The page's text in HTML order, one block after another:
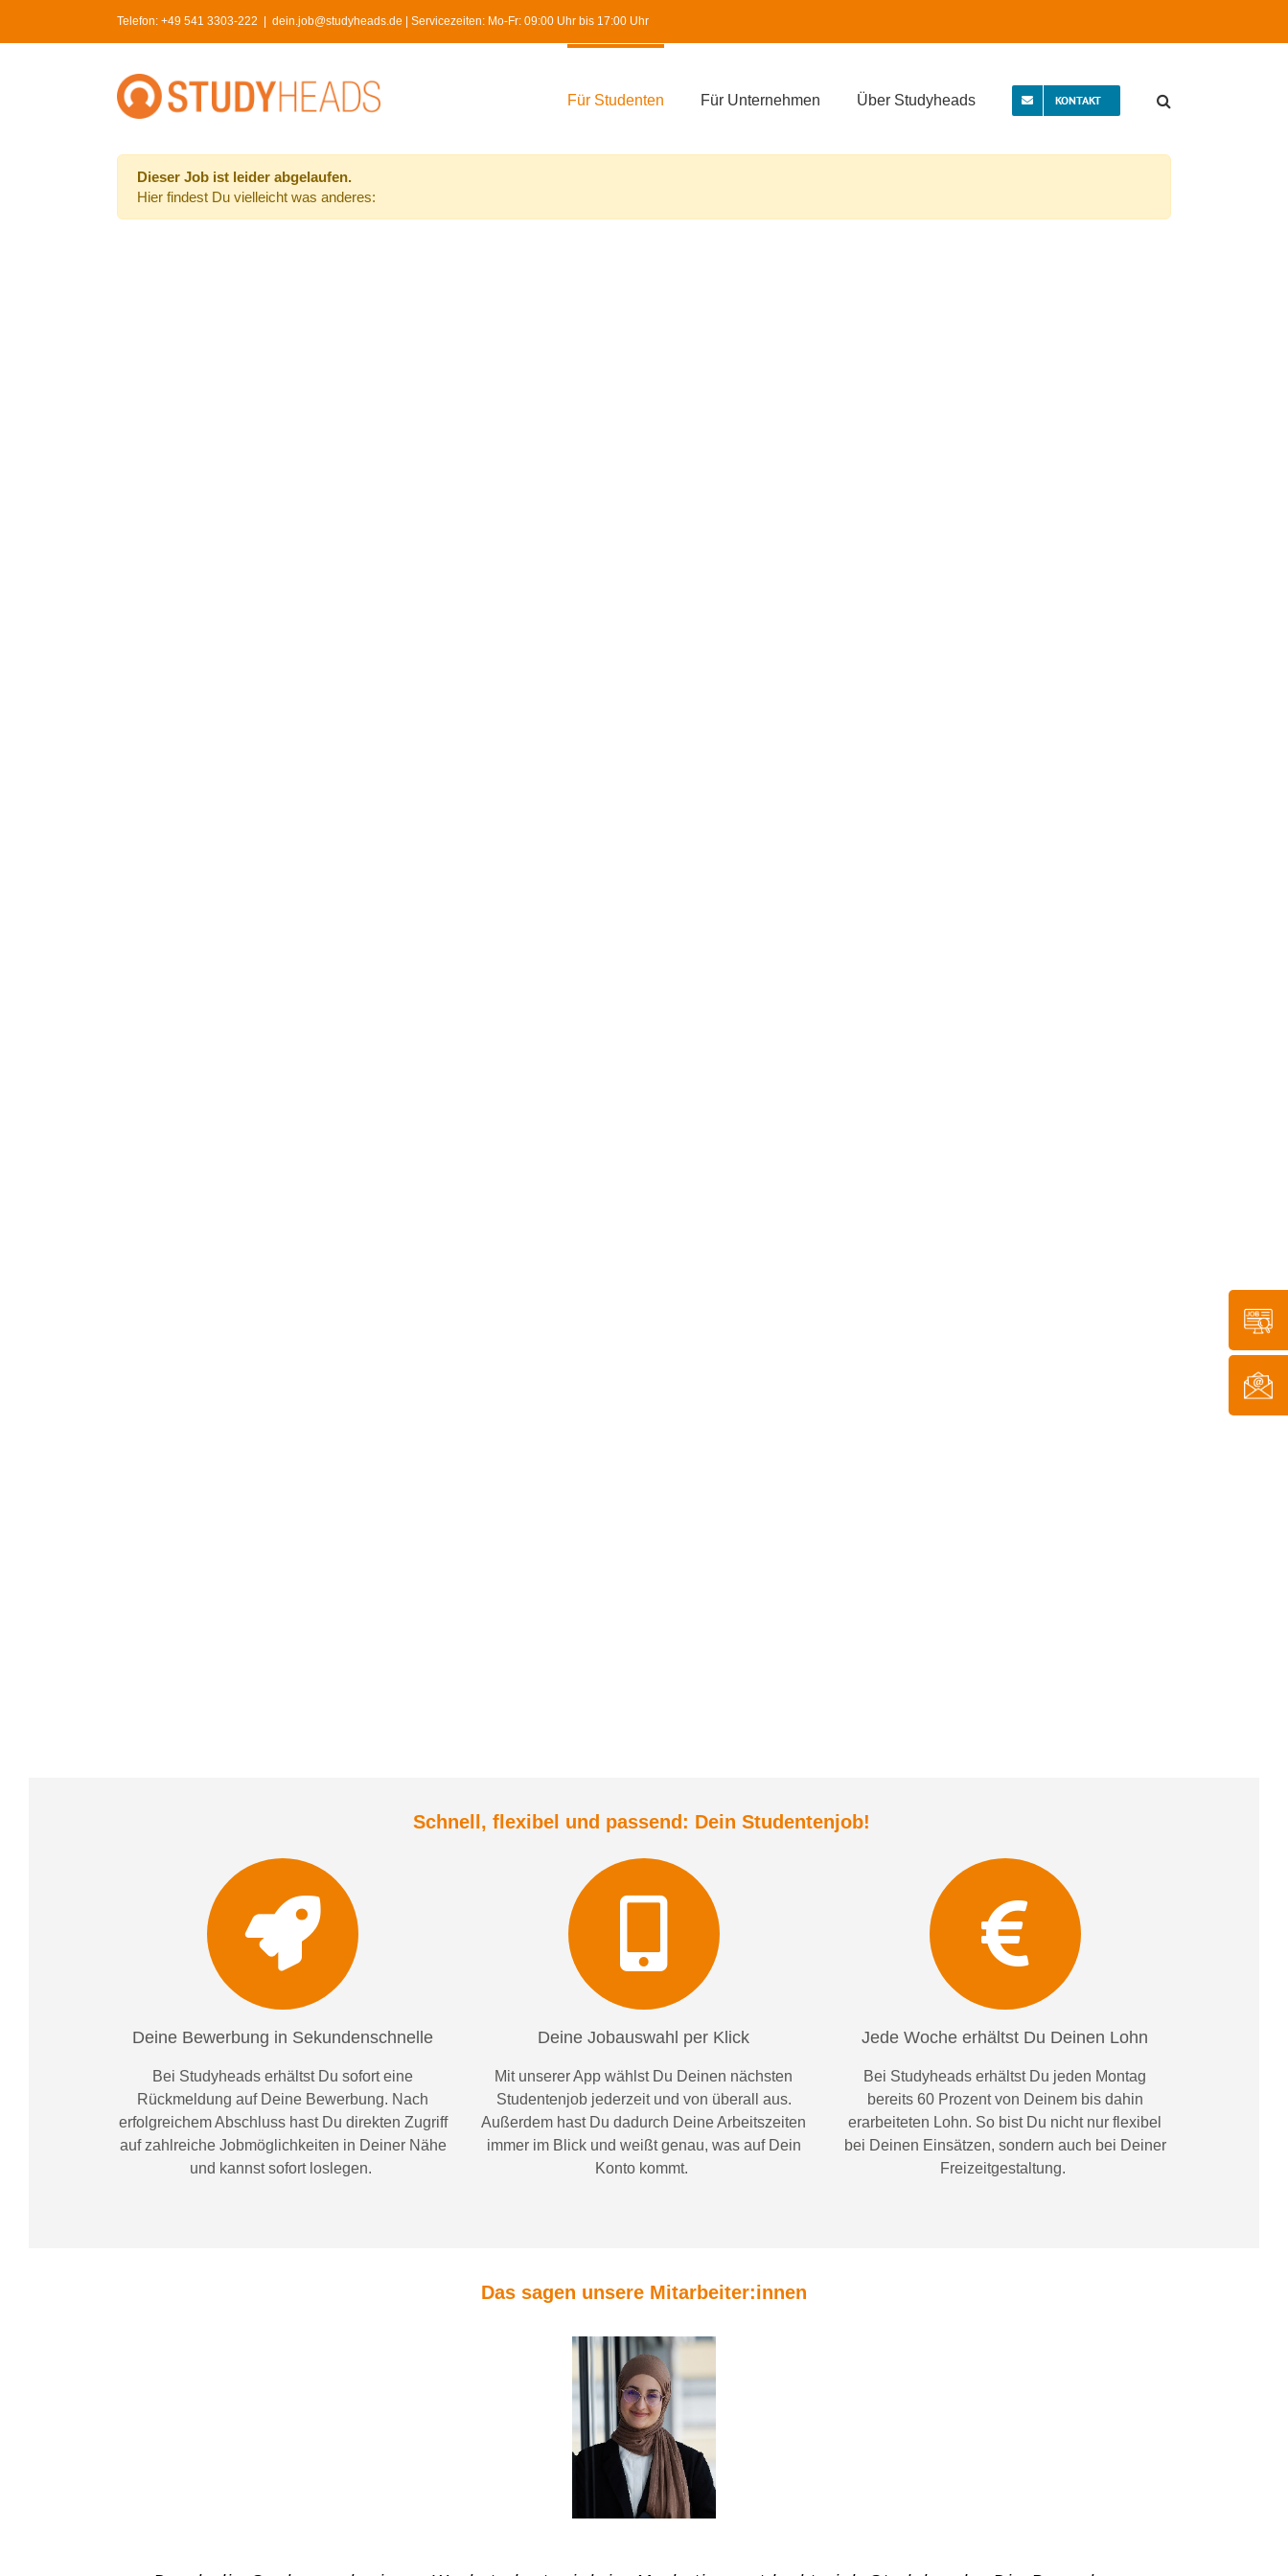
Telefon: +49 541 3303-222 dein.job@studyheads.de | Servicezeiten: Mo-Fr: 09:00 Uhr bis 17:00 Uhr
Für Studenten Für Unternehmen Über Studyheads KONTAKT
Dieser Job ist leider abgelaufen.
Hier findest Du vielleicht was anderes:
Schnell, flexibel und passend: Dein Studentenjob!
Deine Bewerbung in Sekundenschnelle
Bei Studyheads erhältst Du sofort eine
Rückmeldung auf Deine Bewerbung. Nach
erfolgreichem Abschluss hast Du direkten Zugriff
auf zahlreiche Jobmöglichkeiten in Deiner Nähe
und kannst sofort loslegen.
Deine Jobauswahl per Klick
Mit unserer App wählst Du Deinen nächsten
Studentenjob jederzeit und von überall aus.
Außerdem hast Du dadurch Deine Arbeitszeiten
immer imBlick und weißtgenau, was auf Dein
Konto kommt.
Jede Woche erhältst Du Deinen Lohn
Bei Studyheads erhältst Du jeden Montag
bereits 60 Prozent von Deinem bis dahin
erarbeiteten Lohn. So bist Du nicht nur flexibel
bei Deinen Einsätzen, sondern auch bei Deiner
Freizeitgestaltung.
Das sagen unsere Mitarbeiter:innen